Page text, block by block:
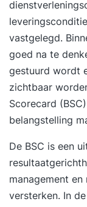
vastgelegd.
goed na te
gestuurd wordt
zichtbaar
Scorecard
belangstelling
De BSC is een
management
versterken. In